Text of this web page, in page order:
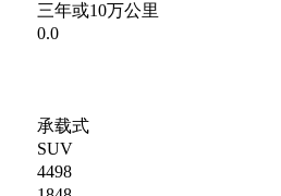
三年或10万公里
0.0
承载式
SUV
4498